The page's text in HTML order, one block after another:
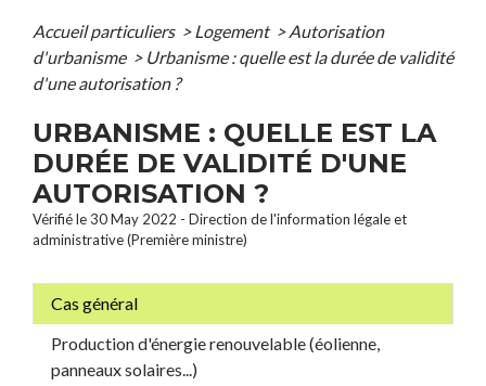
Accueil particuliers > Logement > Autorisation
d'urbanisme > Urbanisme : quelle est la durée de validité
d'une autorisation ?
URBANISME : QUELLE EST LA
DURÉE DE VALIDITÉ D'UNE
AUTORISATION ?
Vérifié le 30 May 2022 - Direction de l'information légale et
administrative (Première ministre)
Cas général
Production d'énergie renouvelable (éolienne,
panneaux solaires...)